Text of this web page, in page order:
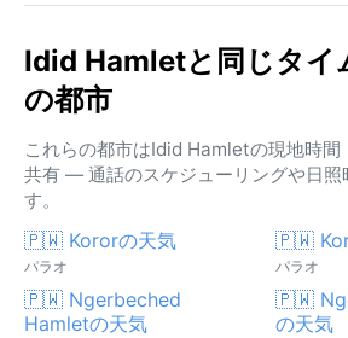
Idid Hamletと同じタイ
の都市
これらの都市はIdid Hamletの現地時
共有 — 通話のスケジューリングや日照
す。
🇵🇼 Kororの天気
パラオ
🇵🇼
パラオ
🇵🇼 Ngerbeched
Hamletの天気
🇵🇼
の天気